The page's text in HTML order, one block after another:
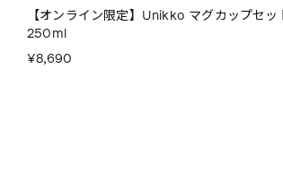
【オンライン限定】Unikko マグカップセッ
250ml
¥8,690